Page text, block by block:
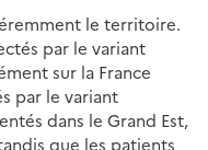
le territoire.
par le variant
sur la France
par le variant
dans le Grand Est,
que les patients